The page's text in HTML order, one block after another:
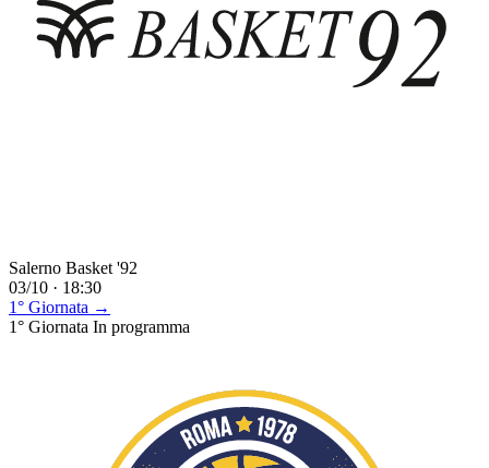
Salerno Basket '92
03/10 · 18:30
1° Giornata →
1° Giornata In programma